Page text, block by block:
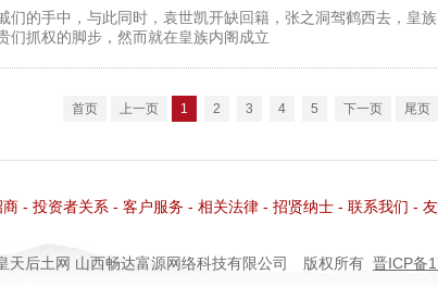
们的手中，与此同时，袁世凯开缺回籍，张之洞驾鹤西去，皇族
们抓权的脚步，然而就在皇族内阁成立
首页 上一页 1 2 3 4 5 下一页 尾页
商- 投资者关系 - 客户服务 - 相关法律- 招贤纳士- 联系我们 -
天后土网 山西畅达富源网络科技有限公司 版权所有 晋ICP备